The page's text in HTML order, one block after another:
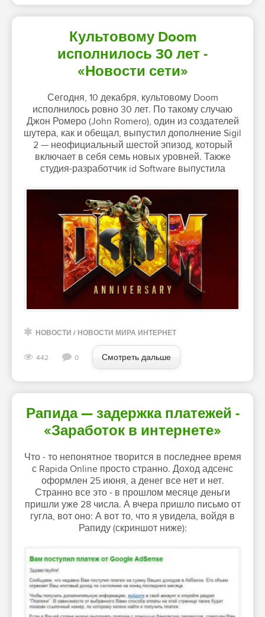
Культовому Doom
исполнилось 30 лет -
«Новости сети»
Сегодня, 10 декабря, культовому Doom
исполнилось ровно 30 лет. По такому случаю
Джон Ромеро (John Romero), один из создателей
шутера, как и обещал, выпустил дополнение Sigil
2 — неофициальный шестой эпизод, который
включает в себя семь новых уровней. Также
студия-разработчик id Software выпустила
НОВОСТИ / НОВОСТИ МИРА ИНТЕРНЕТ
442 0 Смотреть дальше
Рапида — задержка платежей -
«Заработок в интернете»
Что - то непонятное творится в последнее время
с Rapida Online просто странно. Доход адсенс
оформлен 25 июня, а денег все нет и нет.
Странно все это - в прошлом месяце деньги
пришли уже 28 числа. А вчера пришло письмо от
гугла, вот оно: А вот то, что я увидела, войдя в
Рапиду (скриншот ниже):